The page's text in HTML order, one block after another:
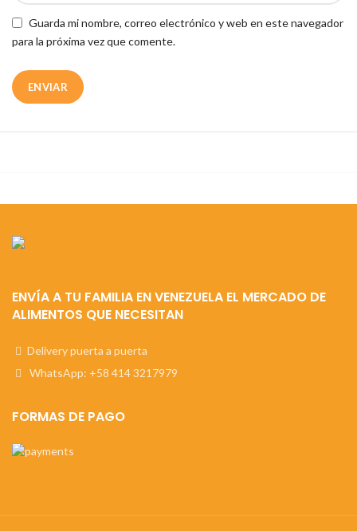
Guarda mi nombre, correo electrónico y web en este navegador
para la próxima vez que comente.
ENVÍA A TU FAMILIA EN VENEZUELA EL MERCADO DE
ALIMENTOS QUE NECESITAN
Delivery puerta a puerta
WhatsApp: +58 414 3217979
FORMAS DE PAGO